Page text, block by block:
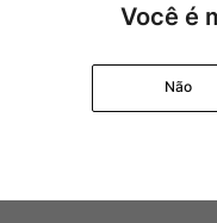
Você é
Não